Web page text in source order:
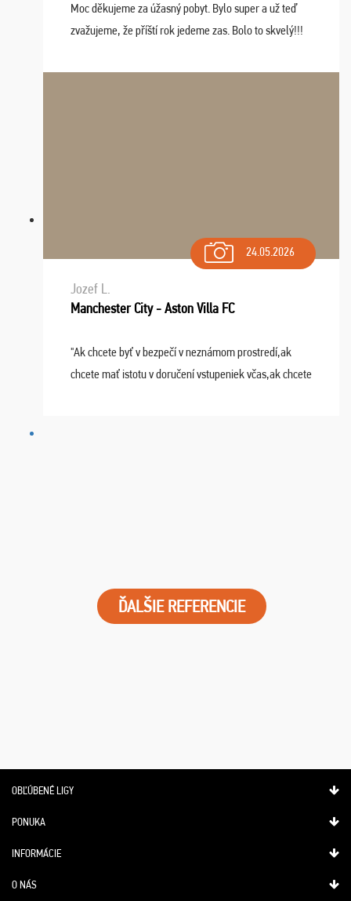
Moc děkujeme za úžasný pobyt. Bylo super a už teď
zvažujeme, že příští rok jedeme zas. Bolo to skvelý!!!
24.05.2026
Jozef L.
Manchester City - Aston Villa FC
"Ak chcete byť v bezpečí v neznámom prostredí,ak
chcete mať istotu v doručení vstupeniek včas,ak chcete
ĎALŠIE REFERENCIE
OBĽÚBENÉ LIGY
PONUKA
INFORMÁCIE
O NÁS